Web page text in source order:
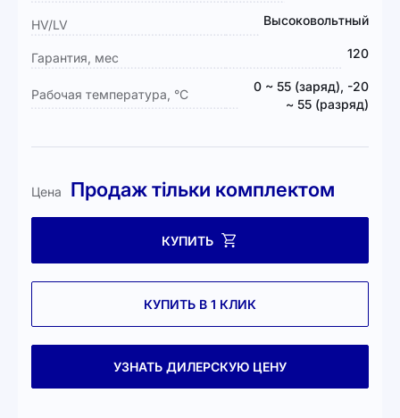
HV/LV Высоковольтный
Гарантия, мес 120
Рабочая температура, °C
0 ~ 55 (заряд), -20
~ 55 (разряд)​
Цена Продаж тільки комплектом
КУПИТЬ
КУПИТЬ В 1 КЛИК
УЗНАТЬ ДИЛЕРСКУЮ ЦЕНУ